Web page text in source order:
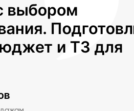
выбором
и ТЗ для